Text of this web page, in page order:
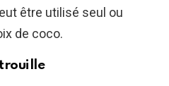
être utilisé seul ou
de coco.